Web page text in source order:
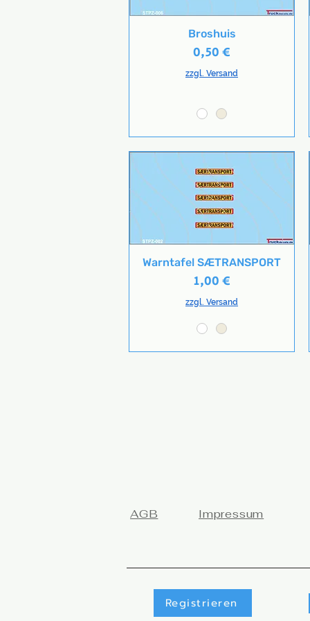
Schnellansicht
Broshuis
Preis
0,50 €
zzgl. Versand
Schnellansicht
Warntafel SÆTRANSPORT
Preis
1,00 €
zzgl. Versand
AGB Impressum
Registrieren